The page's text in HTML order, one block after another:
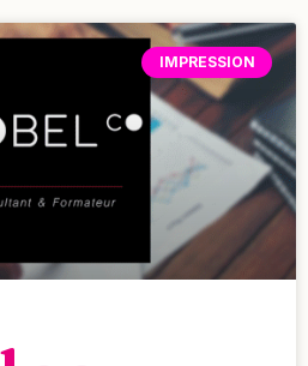
IMPRESSION